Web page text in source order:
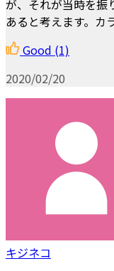
が、それが当時を振
あると考えます。カ
Good (1)
2020/02/20
キジネコ